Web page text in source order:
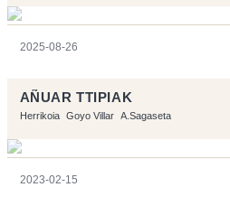
2025-08-26
AÑUAR TTIPIAK
Herrikoia Goyo Villar A.Sagaseta
2023-02-15